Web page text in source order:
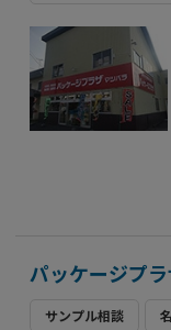
パッケージプ
サンプル相談